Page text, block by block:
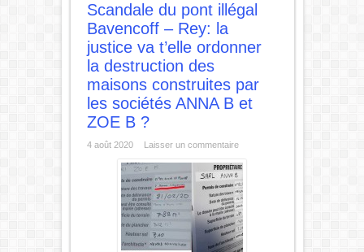
Scandale du pont illégal
Bavencoff – Rey: la
justice va t’elle ordonner
la destruction des
maisons construites par
les sociétés ANNA B et
ZOE B ?
4 août 2020 Laisser un commentaire